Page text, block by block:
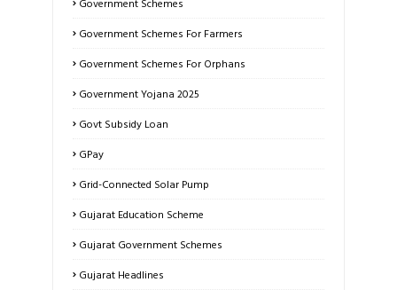
Government Schemes For Farmers
Government Schemes For Orphans
Government Yojana 2025
Govt Subsidy Loan
GPay
Grid-Connected Solar Pump
Gujarat Education Scheme
Gujarat Government Schemes
Gujarat Headlines